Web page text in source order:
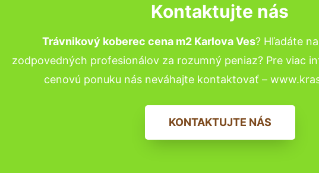
Kontaktujte nás
Trávnikový koberec cena m2 Karlova Ves? Hľadáte
zodpovedných profesionálov za rozumný peniaz? Pre viac
cenovú ponuku nás neváhajte kontaktovať –
KONTAKTUJTE NÁS